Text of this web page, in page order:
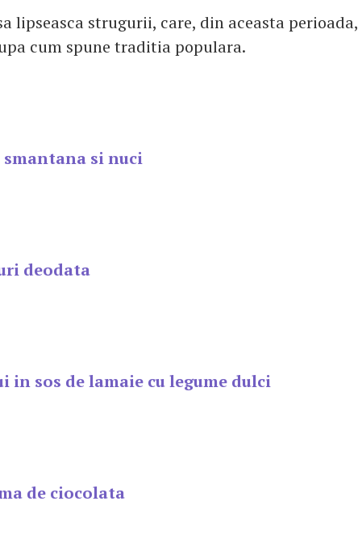
lipseasca strugurii, care, din aceasta perioada,
cum spune traditia populara.
smantana si nuci
deodata
in sos de lamaie cu legume dulci
de ciocolata